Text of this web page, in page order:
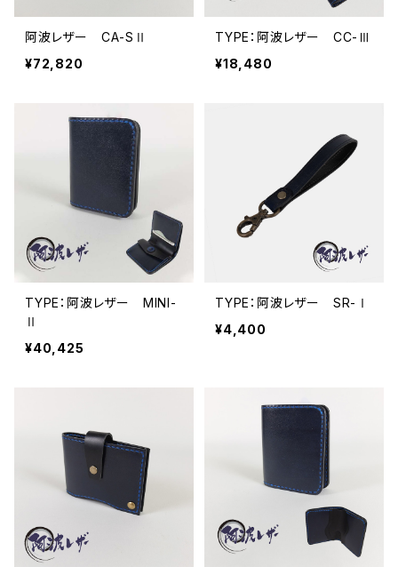
阿波レザー CA-SⅡ
¥72,820
TYPE：阿波レザー CC-Ⅲ
¥18,480
TYPE：阿波レザー MINI-
Ⅱ
¥40,425
TYPE：阿波レザー SR-Ⅰ
¥4,400